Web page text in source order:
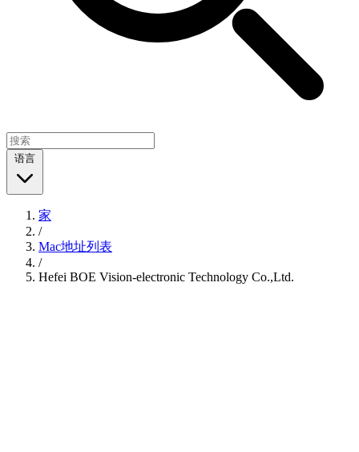
语言
家
/
Mac地址列表
/
Hefei BOE Vision-electronic Technology Co.,Ltd.